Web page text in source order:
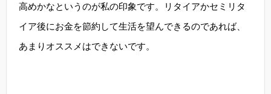
高めかなというのが私の印象です。リタイアかセミリタ
イア後にお金を節約して生活を望んできるのであれば、
あまりオススメはできないです。